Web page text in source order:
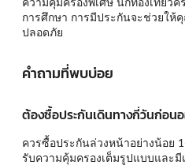
การศึกษา การมีประกันจะช่วยให้
ปลอดภัย
คำถามที่พบบ่อย
ต้องซื้อประกันเดินทางกี่วันก่อน
ควรซื้อประกันล่วงหน้าอย่างน้อย
รับความคุ้มครองเต็มรูปแบบและมี